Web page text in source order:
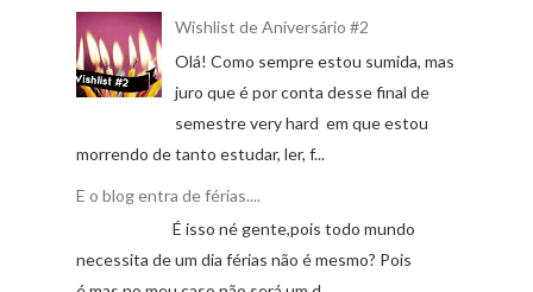
Wishlist de Aniversário #2
Olá! Como sempre estou sumida, mas
juro que é por conta desse final de
semestre very hard em que estou
morrendo de tanto estudar, ler, f...
E o blog entra de férias....
É isso né gente,pois todo mundo
necessita de um dia férias não é mesmo? Pois